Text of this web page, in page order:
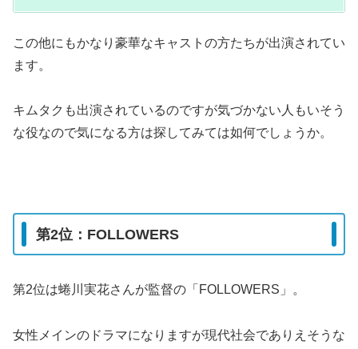
この他にもかなり豪華なキャストの方たちが出演されてい
ます。
キムタクも出演されているのですが気づかない人もいそう
な役なので気になる方は探してみては如何でしょうか。
第2位：FOLLOWERS
第2位は蜷川実花さんが監督の「FOLLOWERS」。
女性メインのドラマになりますが現代社会でありえそうな